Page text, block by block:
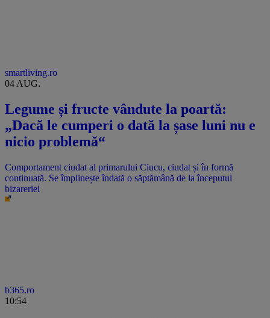
smartliving.ro
04 AUG.
Legume și fructe vândute la poartă:
„Dacă le cumperi o dată la șase luni nu e
nicio problemă“
Comportament ciudat al primarului Ciucu, ciudat și în formă
continuată. Se împlinește îndată o săptămână de la începutul
bizareriei
b365.ro
10:54